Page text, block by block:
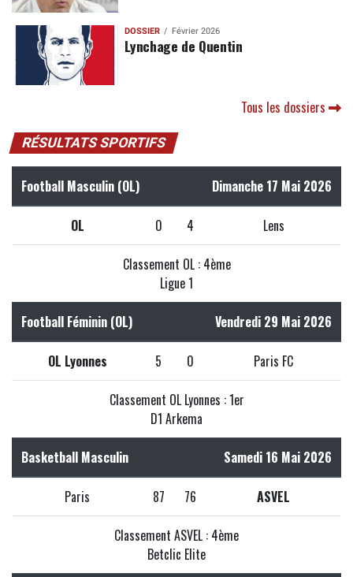
DOSSIER Février 2026
Lynchage de Quentin
Tous les dossiers
RÉSULTATS SPORTIFS
Football Masculin (OL) Dimanche 17 Mai 2026
OL 0 4 Lens
Classement OL : 4ème
Ligue 1
Football Féminin (OL) Vendredi 29 Mai 2026
OL Lyonnes 5 0 Paris FC
Classement OL Lyonnes : 1er
D1 Arkema
Basketball Masculin Samedi 16 Mai 2026
Paris 87 76 ASVEL
Classement ASVEL : 4ème
Betclic Elite